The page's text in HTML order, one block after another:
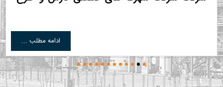
مراکز علمی و آموزشی و پژوهشی توافق نامه همکاری
شرکت شهرک های صنعتی فارس و طرح پل امضا شد.
طرح پل که توسط دکتر محمدرضا ظهیرامامی طراحی
شده است، طرحی است با موضوع تحول صنعت که از
طریق تقویت‌ساز و کارهای ارتباط واقعی بین بخش صنعت
ادامه مطلب ...